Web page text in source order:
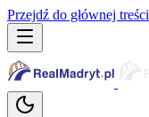
Przejdź do głównej treści